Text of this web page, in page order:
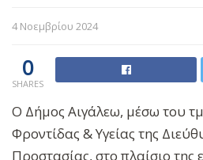
4 Νοεμβρίου 2024
0
SHARES
Ο Δήμος Αιγάλεω, μέσω του
Φροντίδας & Υγείας της
Προστασίας, στο πλαίσιο της